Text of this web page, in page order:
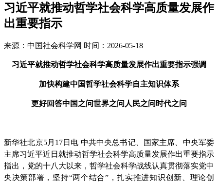
习近平就推动哲学社会科学高质量发展作
出重要指示
来源：中国社会科学网 时间：2026-05-18
习近平就推动哲学社会科学高质量发展作出重要指示强调
加快构建中国哲学社会科学自主知识体系
更好回答中国之问世界之问人民之问时代之问
新华社北京5月17日电 中共中央总书记、国家主席、中央军委
主席习近平近日就推动哲学社会科学高质量发展作出重要指示
指出，党的十八大以来，哲学社会科学战线认真贯彻落实党中
央决策部署，坚持“两个结合”，扎实推进知识创新、理论创